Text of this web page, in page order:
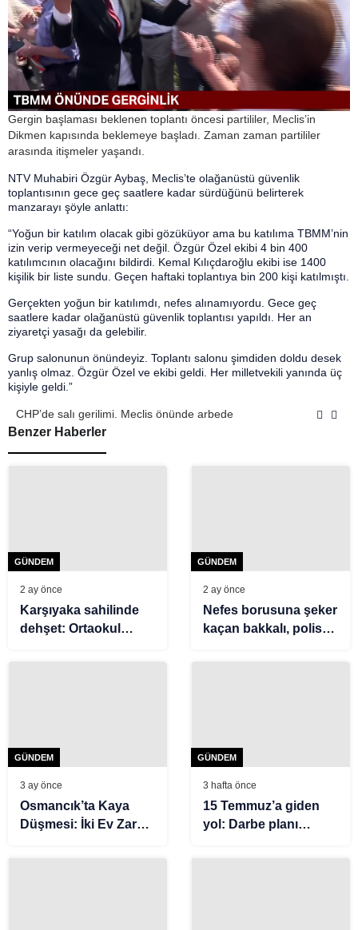
Gergin başlaması beklenen toplantı öncesi partililer, Meclis’in
Dikmen kapısında beklemeye başladı. Zaman zaman partililer
arasında itişmeler yaşandı.
NTV Muhabiri Özgür Aybaş, Meclis’te olağanüstü güvenlik
toplantısının gece geç saatlere kadar sürdüğünü belirterek
manzarayı şöyle anlattı:
“Yoğun bir katılım olacak gibi gözüküyor ama bu katılıma TBMM’nin
izin verip vermeyeceği net değil. Özgür Özel ekibi 4 bin 400
katılımcının olacağını bildirdi. Kemal Kılıçdaroğlu ekibi ise 1400
kişilik bir liste sundu. Geçen haftaki toplantıya bin 200 kişi katılmıştı.
Gerçekten yoğun bir katılımdı, nefes alınamıyordu. Gece geç
saatlere kadar olağanüstü güvenlik toplantısı yapıldı. Her an
ziyaretçi yasağı da gelebilir.
Grup salonunun önündeyiz. Toplantı salonu şimdiden doldu desek
yanlış olmaz. Özgür Özel ve ekibi geldi. Her milletvekili yanında üç
kişiyle geldi.”
CHP’de salı gerilimi. Meclis önünde arbede
Benzer Haberler
GÜNDEM
2 ay önce
Karşıyaka sahilinde
dehşet: Ortaokul
GÜNDEM
2 ay önce
Nefes borusuna şeker
kaçan bakkalı, polis
GÜNDEM
3 ay önce
Osmancık’ta Kaya
Düşmesi: İki Ev Zarar
GÜNDEM
3 hafta önce
15 Temmuz’a giden
yol: Darbe planı